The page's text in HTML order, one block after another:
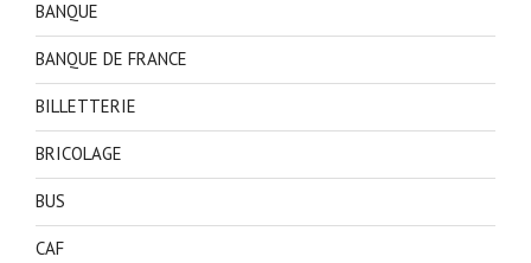
BANQUE
BANQUE DE FRANCE
BILLETTERIE
BRICOLAGE
BUS
CAF